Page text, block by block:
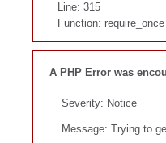
Line: 315
Function: require_once
A PHP Error was
Severity: Notice
Message: Trying to